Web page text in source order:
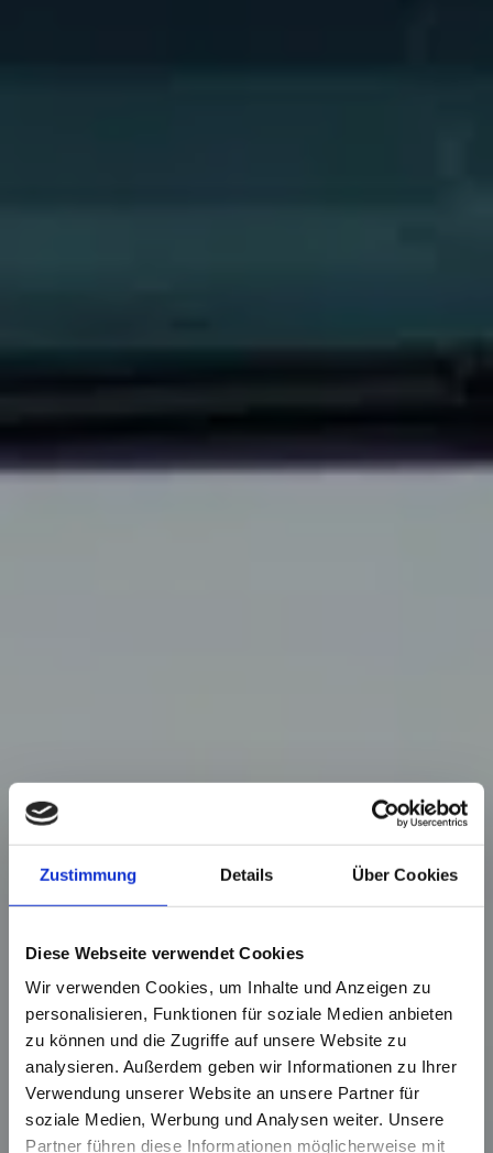
Zustimmung Details Über Cookies
Diese Webseite verwendet Cookies
Wir verwenden Cookies, um Inhalte und Anzeigen zu
personalisieren, Funktionen für soziale Medien anbieten
zu können und die Zugriffe auf unsere Website zu
analysieren. Außerdem geben wir Informationen zu Ihrer
Verwendung unserer Website an unsere Partner für
soziale Medien, Werbung und Analysen weiter. Unsere
Partner führen diese Informationen möglicherweise mit